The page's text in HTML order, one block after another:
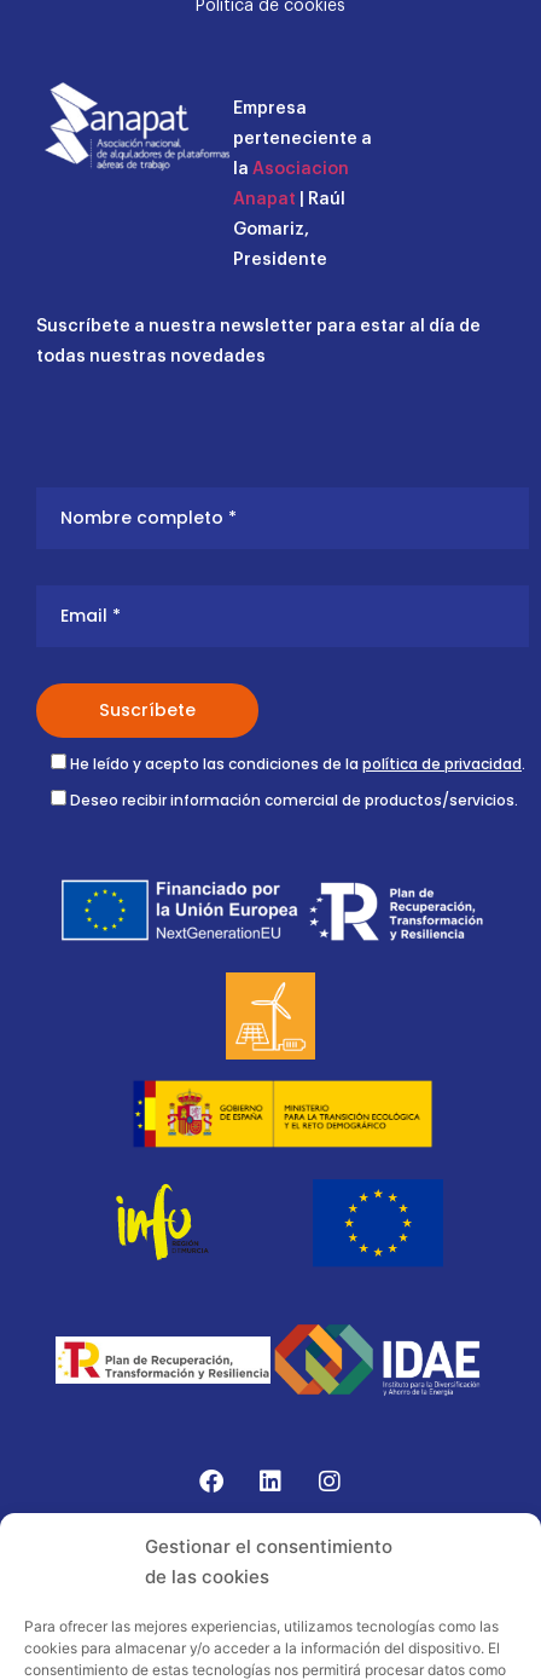
Gestionar el consentimiento
de las cookies
Para ofrecer las mejores experiencias, utilizamos tecnologías como las
cookies para almacenar y/o acceder a la información del dispositivo. El
consentimiento de estas tecnologías nos permitirá procesar datos como
Política de cookies
Empresa
perteneciente a
la Asociacion
Anapat | Raúl
Gomariz,
Presidente
Suscríbete a nuestra newsletter para estar al día de
todas nuestras novedades
He leído y acepto las condiciones de la política de privacidad.
Deseo recibir información comercial de productos/servicios.
Proyecto acogido al programa de